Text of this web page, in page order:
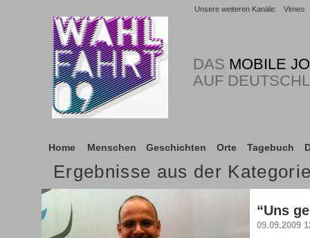
Unsere weiteren Kanäle: Vimeo
DAS MOBILE
AUF
Home Menschen Geschichten Orte Tagebuch
Ergebnisse aus der
“Uns
09.09.2009